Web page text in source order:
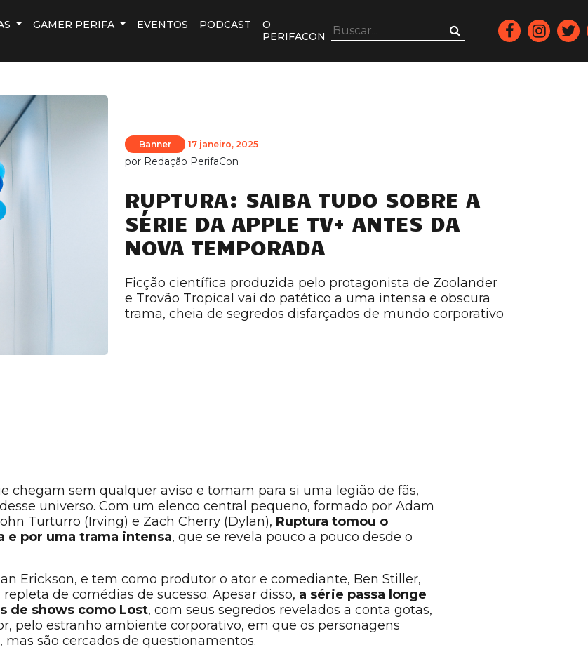
GAMER PERIFA EVENTOS PODCAST
O
PERIFACON
Banner 17 janeiro, 2025
por Redação PerifaCon
RUPTURA: SAIBA TUDO SOBRE A
SÉRIE DA APPLE TV+ ANTES DA
NOVA TEMPORADA
Ficção científica produzida pelo protagonista de Zoolander
e Trovão Tropical vai do patético a uma intensa e obscura
trama, cheia de segredos disfarçados de mundo corporativo
chegam sem qualquer aviso e tomam para si uma legião de fãs,
universo. Com um elenco central pequeno, formado por Adam
Turturro (Irving) e Zach Cherry (Dylan), Ruptura tomou o
e por uma trama intensa, que se revela pouco a pouco desde o
Erickson, e tem como produtor o ator e comediante, Ben Stiller,
de comédias de sucesso. Apesar disso, a série passa longe
de shows como Lost, com seus segredos revelados a conta gotas,
pelo estranho ambiente corporativo, em que os personagens
são cercados de questionamentos.